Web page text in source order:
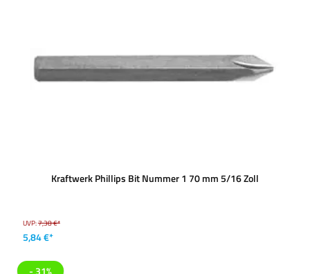
Kraftwerk Phillips Bit Nummer 1 70 mm 5/16 Zoll
UVP:7,38 €*
5,84 €*
- 31%